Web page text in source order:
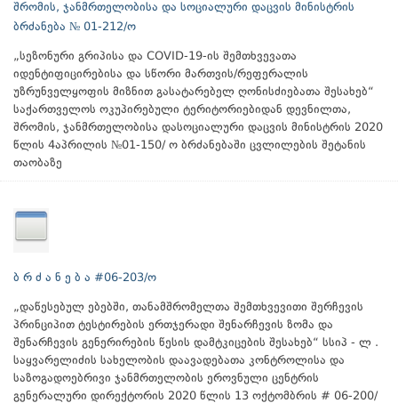
შრომის, ჯანმრთელობისა და სოციალური დაცვის მინისტრის
ბრძანება № 01-212/ო
„სეზონური გრიპისა და COVID-19-ის შემთხვევათა
იდენტიფიცირებისა და სწორი მართვის/რეფერალის
უზრუნველყოფის მიზნით გასატარებელ ღონისძიებათა შესახებ“
საქართველოს ოკუპირებული ტერიტორიებიდან დევნილთა,
შრომის, ჯანმრთელობისა დასოციალური დაცვის მინისტრის 2020
წლის 4აპრილის №01-150/ ო ბრძანებაში ცვლილების შეტანის
თაობაზე
ბ რ ძ ა ნ ე ბ ა #06-203/ო
„დაწესებულ ებებში, თანამშრომელთა შემთხვევითი შერჩევის
პრინციპით ტესტირების ერთჯერადი შენარჩევის ზომა და
შენარჩევის გენერირების წესის დამტკიცების შესახებ“ სსიპ - ლ .
საყვარელიძის სახელობის დაავადებათა კონტროლისა და
საზოგადოებრივი ჯანმრთელობის ეროვნული ცენტრის
გენერალური დირექტორის 2020 წლის 13 ოქტომბრის # 06-200/